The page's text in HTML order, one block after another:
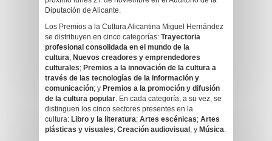
Diputación de Alicante.
Los Premios a la Cultura Alicantina Miguel Hernández
se distribuyen en cinco categorías: Trayectoria
profesional consolidada en el mundo de la
cultura; Nuevos creadores y emprendedores
culturales; Premios a la innovación de la cultura a
través de las tecnologías de la información y
comunicación; y Premios a la promoción y difusión
de la cultura popular. En cada categoría, a su vez, se
distinguen los cinco sectores presentes en la
cultura: Libro y la literatura; Artes escénicas; Artes
plásticas y visuales; Creación audiovisual ; y Música.